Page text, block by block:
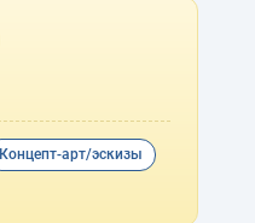
Концепт-арт/эскизы